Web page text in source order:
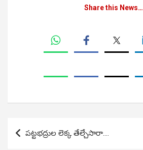
Share this News…
Post
navigation
పట్టభద్రుల లెక్క తేల్చేసారా….